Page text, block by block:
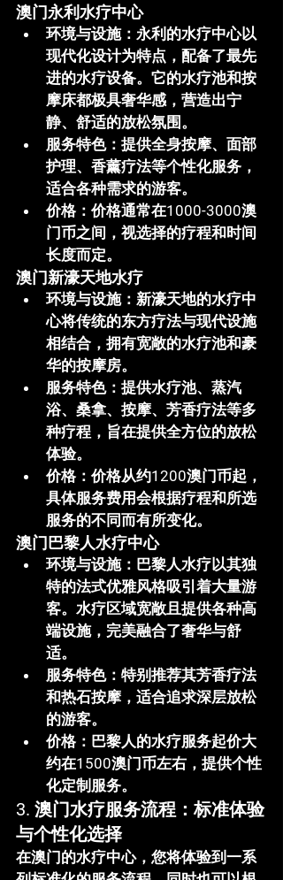
澳门永利水疗中心
环境与设施：永利的水疗中心以
现代化设计为特点，配备了最先
进的水疗设备。它的水疗池和按
摩床都极具奢华感，营造出宁
静、舒适的放松氛围。
服务特色：提供全身按摩、面部
护理、香薰疗法等个性化服务，
适合各种需求的游客。
价格：价格通常在1000-3000澳
门币之间，视选择的疗程和时间
长度而定。
澳门新濠天地水疗
环境与设施：新濠天地的水疗中
心将传统的东方疗法与现代设施
相结合，拥有宽敞的水疗池和豪
华的按摩房。
服务特色：提供水疗池、蒸汽
浴、桑拿、按摩、芳香疗法等多
种疗程，旨在提供全方位的放松
体验。
价格：价格从约1200澳门币起，
具体服务费用会根据疗程和所选
服务的不同而有所变化。
澳门巴黎人水疗中心
环境与设施：巴黎人水疗以其独
特的法式优雅风格吸引着大量游
客。水疗区域宽敞且提供各种高
端设施，完美融合了奢华与舒
适。
服务特色：特别推荐其芳香疗法
和热石按摩，适合追求深层放松
的游客。
价格：巴黎人的水疗服务起价大
约在1500澳门币左右，提供个性
化定制服务。
3. 澳门水疗服务流程：标准体验
与个性化选择
在澳门的水疗中心，您将体验到一系